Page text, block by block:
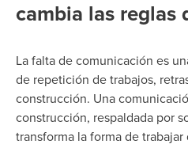
cambia las reglas
La falta de comunicación es
de repetición de trabajos,
construcción. Una
construcción, respaldada por
transforma la forma de